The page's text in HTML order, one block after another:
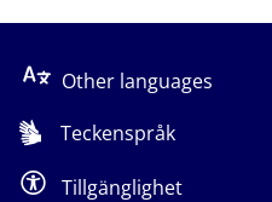
Other languages
Teckenspråk
Tillgänglighet